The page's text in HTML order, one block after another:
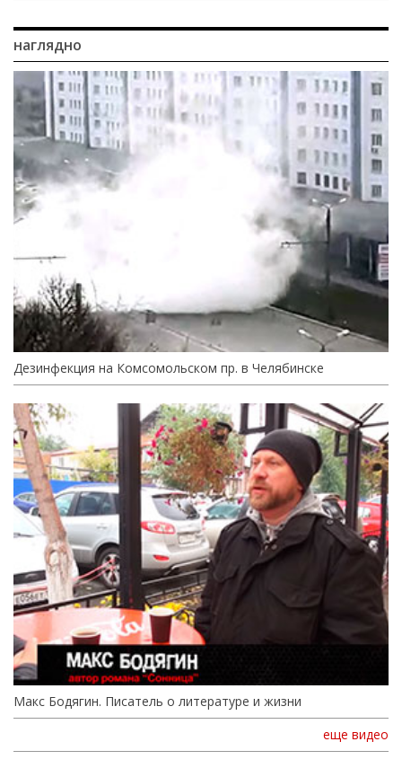
наглядно
Дезинфекция на Комсомольском пр. в Челябинске
Макс Бодягин. Писатель о литературе и жизни
еще видео